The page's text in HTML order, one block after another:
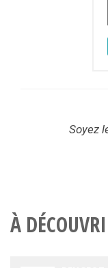
Soyez
À